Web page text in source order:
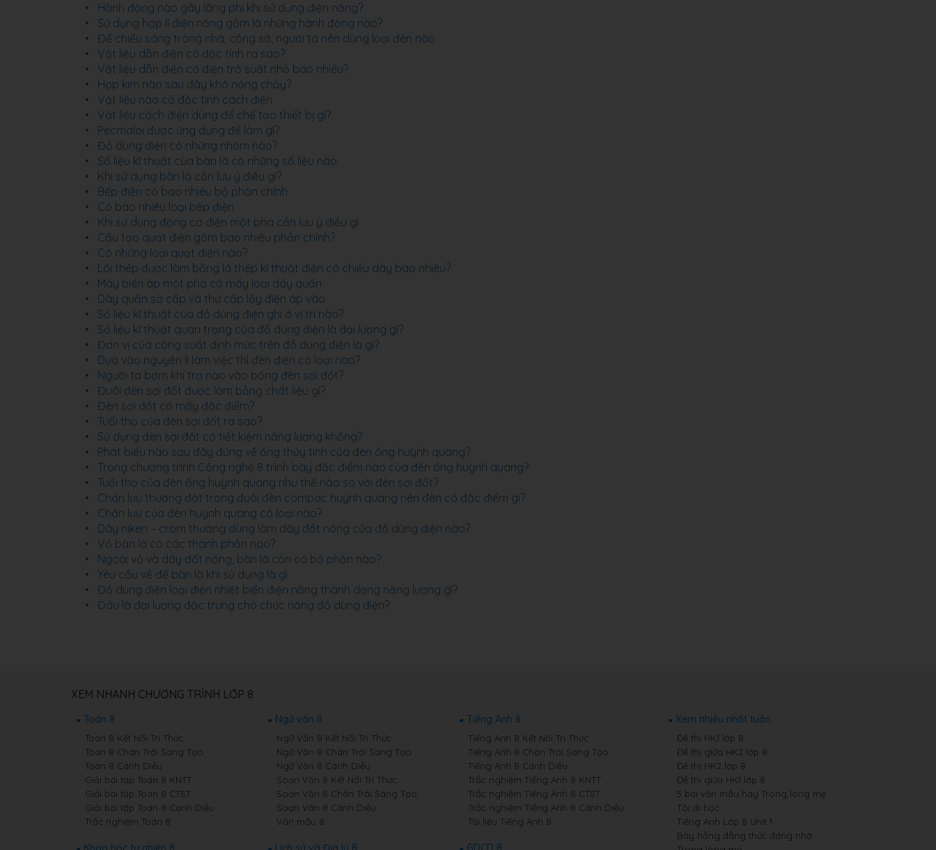
Hành động nào gây lãng phí khi sử dụng điện năng?
Sử dụng hợp lí điện năng gồm là những hành động nào?
Để chiếu sáng trong nhà, công sở, người ta nên dùng loại đèn nào
Vật liệu dẫn điện có đặc tính ra sao?
Vật liệu dẫn điện có điện trở suất nhỏ bao nhiêu?
Hợp kim nào sau đây khó nóng chảy?
Vật liệu nào có đặc tính cách điện
Vật liệu cách điện dùng để chế tạo thiết bị gì?
Pecmaloi được ứng dụng để làm gì?
Đồ dùng điện có những nhóm nào?
Số liệu kĩ thuật của bàn là có những số liệu nào
Khi sử dụng bàn là cần lưu ý điều gì?
Bếp điện có bao nhiêu bộ phận chính
Có bao nhiêu loại bếp điện
Khi sử dụng động cơ điện một pha cần lưu ý điều gì
Cấu tạo quạt điện gồm bao nhiêu phần chính?
Có những loại quạt điện nào?
Lõi thép được làm bằng lá thép kĩ thuật điện có chiều dày bao nhiêu?
Máy biến áp một pha có mấy loại dây quấn
Dây quấn sơ cấp và thứ cấp lấy điện áp vào
Số liệu kĩ thuật của đồ dùng điện ghi ở vị trí nào?
Số liệu kĩ thuật quan trọng của đồ dùng điện là đại lượng gì?
Đơn vị của công suất định mức trên đồ dùng điện là gì?
Dựa vào nguyên lí làm việc thì đèn điện có loại nào?
Người ta bơm khí trơ nào vào bóng đèn sợi đốt?
Đuôi đèn sợi đốt được làm bằng chất liệu gì?
Đèn sợi đốt có mấy đặc điểm?
Tuổi thọ của đèn sợi đốt ra sao?
Sử dụng đèn sợi đốt có tiết kiệm năng lượng không?
Phát biểu nào sau đây đúng về ống thủy tinh của đèn ống huỳnh quang?
Trong chương trình Công nghệ 8 trình bày đặc điểm nào của đèn ống huỳnh quang?
Tuổi thọ của đèn ống huỳnh quang như thế nào so với đèn sợi đốt?
Chấn lưu thường đặt trong đuôi đèn compac huỳnh quang nên đèn có đặc điểm gì?
Chấn lưu của đèn huỳnh quang có loại nào?
Dây niken – crom thường dùng làm dây đốt nóng của đồ dùng điện nào?
Vỏ bàn là có các thành phần nào?
Ngoài vỏ và dây đốt nóng, bàn là còn có bộ phận nào?
Yêu cầu về đế bàn là khi sử dụng là gì
Đồ dùng điện loại điện nhiệt biến điện năng thành dạng năng lượng gì?
Đâu là đại lượng đặc trưng cho chức năng đồ dùng điện?
XEM NHANH CHƯƠNG TRÌNH LỚP 8
Toán 8
Toán 8 Kết Nối Tri Thức
Toán 8 Chân Trời Sáng Tạo
Toán 8 Cánh Diều
Giải bài tập Toán 8 KNTT
Giải bài tập Toán 8 CTST
Giải bài tập Toán 8 Cánh Diều
Trắc nghiệm Toán 8
Ngữ văn 8
Ngữ Văn 8 Kết Nối Tri Thức
Ngữ Văn 8 Chân Trời Sáng Tạo
Ngữ Văn 8 Cánh Diều
Soạn Văn 8 Kết Nối Tri Thức
Soạn Văn 8 Chân Trời Sáng Tạo
Soạn Văn 8 Cánh Diều
Văn mẫu 8
Tiếng Anh 8
Tiếng Anh 8 Kết Nối Tri Thức
Tiếng Anh 8 Chân Trời Sáng Tạo
Tiếng Anh 8 Cánh Diều
Trắc nghiệm Tiếng Anh 8 KNTT
Trắc nghiệm Tiếng Anh 8 CTST
Trắc nghiệm Tiếng Anh 8 Cánh Diều
Tài liệu Tiếng Anh 8
Xem nhiều nhất tuần
Đề thi HK1 lớp 8
Đề thi giữa HK2 lớp 8
Đề thi HK2 lớp 8
Đề thi giữa HK1 lớp 8
5 bài văn mẫu hay Trong lòng mẹ
Tôi đi học
Tiếng Anh Lớp 8 Unit 1
Bảy hằng đẳng thức đáng nhớ